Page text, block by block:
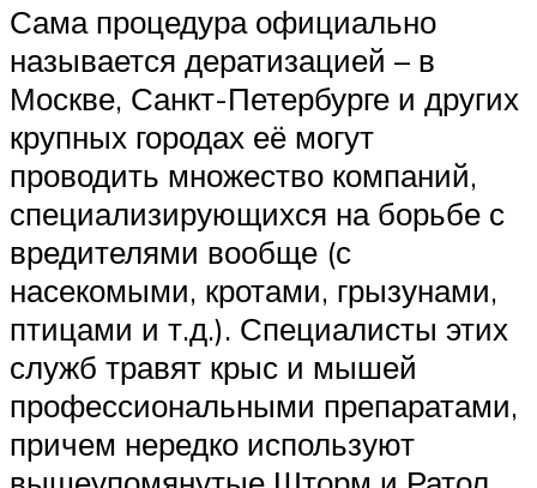
Сама процедура официально
называется дератизацией – в
Москве, Санкт-Петербурге и других
крупных городах её могут
проводить множество компаний,
специализирующихся на борьбе с
вредителями вообще (с
насекомыми, кротами, грызунами,
птицами и т.д.). Специалисты этих
служб травят крыс и мышей
профессиональными препаратами,
причем нередко используют